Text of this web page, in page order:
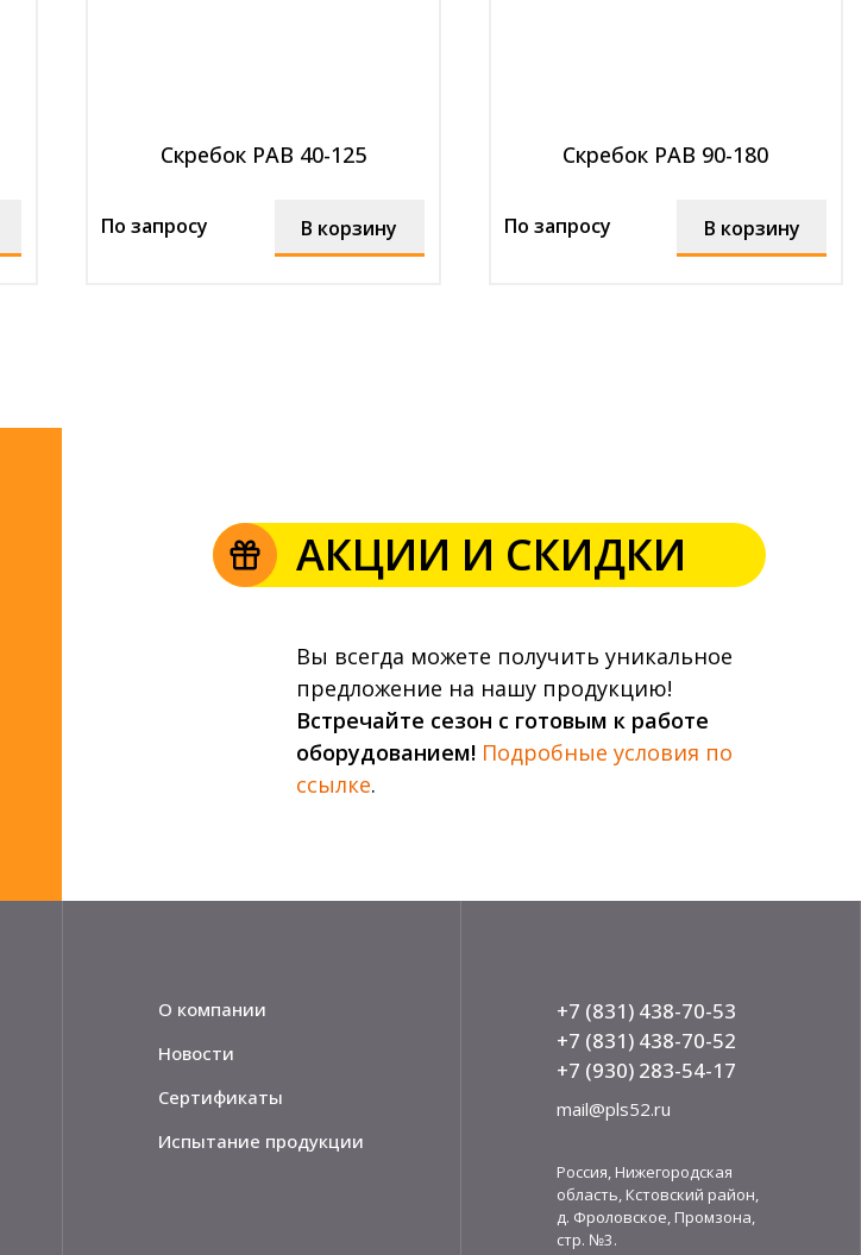
Скребок РАВ 40-125
По запросу В корзину
Скребок РАВ 90-180
По запросу В корзину
АКЦИИ И СКИДКИ
Вы всегда можете получить уникальное
предложение на нашу продукцию!
Встречайте сезон с готовым к работе
оборудованием! Подробные условия по
ссылке.
О компании
Новости
Сертификаты
Испытание продукции
+7 (831) 438-70-53
+7 (831) 438-70-52
+7 (930) 283-54-17
mail@pls52.ru
Россия, Нижегородская
область, Кстовский район,
д. Фроловское, Промзона,
стр. №3.